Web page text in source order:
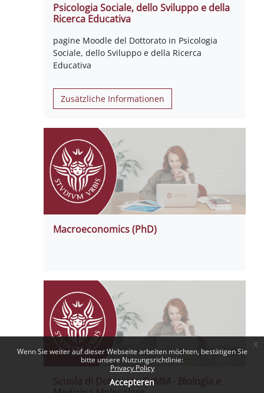
Wenn Sie weiter auf dieser Webseite arbeiten möchten, bestätigen Sie
bitte unsere Nutzungsrichtlinie:
Privacy Policy
Accepteren
x
Psicologia Sociale, dello Sviluppo e della
Ricerca Educativa
pagine Moodle del Dottorato in Psicologia
Sociale, dello Sviluppo e della Ricerca
Educativa
Zusätzliche Informationen
Macroeconomics (PhD)
Scuola di Dottorato BeMM - Biologia e